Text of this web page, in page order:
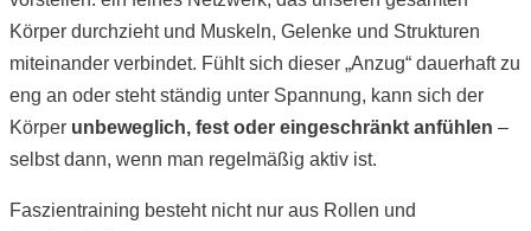
Körper durchzieht und Muskeln, Gelenke und Strukturen
miteinander verbindet. Fühlt sich dieser „Anzug“ dauerhaft zu
eng an oder steht ständig unter Spannung, kann sich der
Körper unbeweglich, fest oder eingeschränkt anfühlen –
selbst dann, wenn man regelmäßig aktiv ist.
Faszientraining besteht nicht nur aus Rollen und